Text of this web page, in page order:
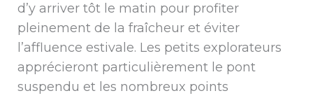
d’y arriver tôt le matin pour profiter
pleinement de la fraîcheur et éviter
l’affluence estivale. Les petits explorateurs
apprécieront particulièrement le pont
suspendu et les nombreux points